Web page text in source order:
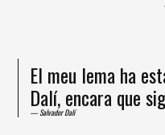
El meu lema ha
Dalí, encara que
Salvador Dalí